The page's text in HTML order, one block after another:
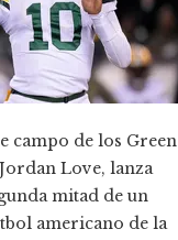
campo de los Green
Love, lanza
mitad de un
americano de la